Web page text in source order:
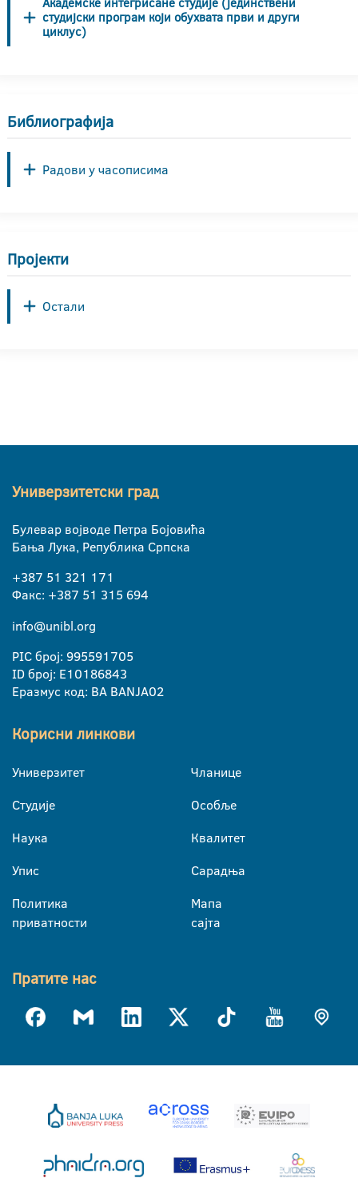
студијски програм који обухвата први и други
циклус)
Библиографија
Радови у часописима
Пројекти
Остали
Универзитетски град
Булевар војводе Петра Бојовића
Бања Лука, Република Српска
+387 51 321 171
Факс: +387 51 315 694
info@unibl.org
PIC број: 995591705
ID број: E10186843
Еразмус код: BA BANJA02
Корисни линкови
Универзитет
Студије
Наука
Упис
Политика
приватности
Чланице
Особље
Квалитет
Сарадња
Мапа
сајта
Пратите нас